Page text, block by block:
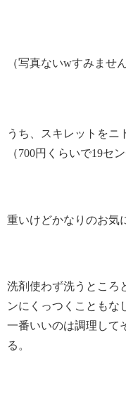
（写真ないwすみません
うち、スキレットをニ
（700円くらいで19セ
重いけどかなりのお気
洗剤使わず洗うところ
ンにくっつくこともな
一番いいのは調理して
る。